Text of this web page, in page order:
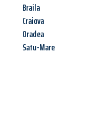
Braila
Craiova
Oradea
Satu-Mare